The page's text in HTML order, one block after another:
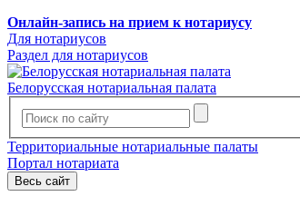
Онлайн-запись на прием к нотариусу
Для нотариусов
Раздел для нотариусов
Белорусская нотариальная палата
Территориальные нотариальные палаты
Портал нотариата
Весь сайт